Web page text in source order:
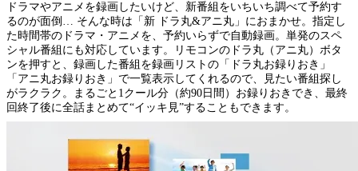
ドラマやアニメを録画したいけど、新番組をいちいち調べて予約す
るのが面倒… そんな時は「新 ドラ丸&アニ丸」におまかせ。指定し
た時間帯のドラマ・アニメを、予約いらずで自動録画。単発のスペ
シャル番組にも対応しています。リモコンのドラ丸（アニ丸）ボタ
ンを押すと、録画した番組を録画リストの「ドラ丸お録りおき」
「アニ丸お録りおき」で一覧表示してくれるので、見たい番組探し
がラクラク。まるごと1クール分（約90日間）お録りおきでき、最終
回終了後に全話まとめて“イッキ見”することもできます。